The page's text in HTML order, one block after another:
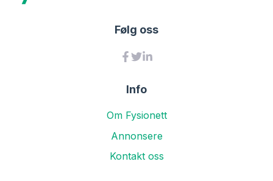
Følg oss
Info
Om Fysionett
Annonsere
Kontakt oss